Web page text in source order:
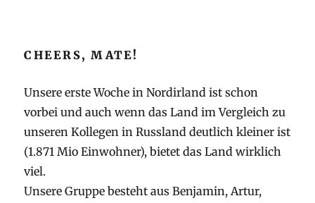
CHEERS, MATE!
Unsere erste Woche in Nordirland ist schon
vorbei und auch wenn das Land im Vergleich zu
unseren Kollegen in Russland deutlich kleiner ist
(1.871 Mio Einwohner), bietet das Land wirklich
viel.
Unsere Gruppe besteht aus Benjamin, Artur,